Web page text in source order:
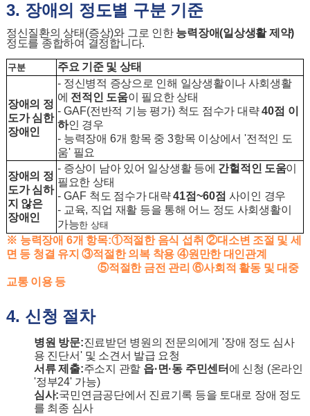
3. 장애의 정도별 구분 기준
정신질환의 상태 (증상)와 그로 인한 능력장애(일상생활 제약)
정도를 종합하여 결정합니다.
구분 주요 기준 및 상태
장애의 정
도가 심한
장애인
- 정신병적 증상으로 인해 일상생활이나 사회생활
에 전적인 도움이 필요한 상태
- GAF(전반적 기능 평가) 척도 점수가 대략40점 이
하인 경우
- 능력장애 6개 항목 중 3항목 이상에서 '전적인 도
움' 필요
장애의 정
도가 심하
지 않은
장애인
- 증상이 남아 있어 일상생활 등에 간헐적인 도움이
필요한 상태
- GAF 척도 점수가 대략41점~60점 사이인 경우
- 교육, 직업 재활 등을 통해 어느 정도 사회생활이
가능한 상태
※ 능력장애 6개 항목:①적절한 음식 섭취②대소변 조절 및 세
면 등 청결 유지③적절한 의복 착용 ④원만한 대인관계
⑤적절한 금전 관리⑥사회적 활동 및 대중
교통 이용 등
4. 신청 절차
병원 방문:진료받던 병원의 전문의에게 '장애 정도 심사
용 진단서' 및 소견서 발급 요청
서류 제출:주소지 관할 읍·면·동 주민센터 에 신청 (온라인
'정부24' 가능)
심사:국민연금공단에서 진료기록 등을 토대로 장애 정도
를 최종 심사